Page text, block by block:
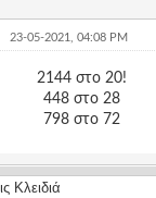
23-05-2021, 04:08 PM
2144 στο 20!
448 στο 28
798 στο 72